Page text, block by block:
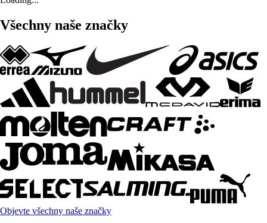
Všechny naše značky
Objevte všechny naše značky